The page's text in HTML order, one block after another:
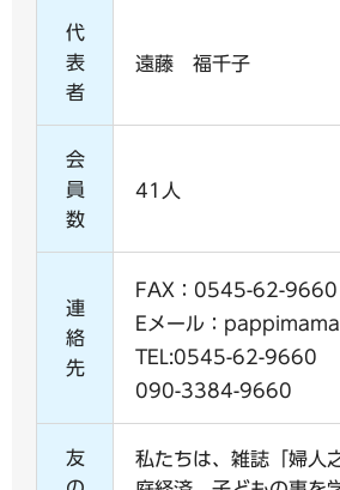
代
表
者
遠藤 福千子
会
員
数
41人
連
絡
先
FAX：0545-62-9660
Eメール：
TEL:0545-62-9660
090-3384-9660
友
私たちは、雑誌「婦人